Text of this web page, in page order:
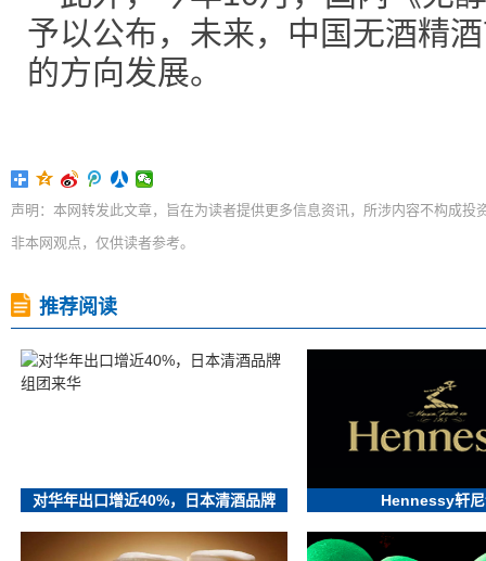
予以公布，未来，中国无酒精
的方向发展。
声明：本网转发此文章，旨在为读者提供更多信息资讯，所涉内容不构成
非本网观点，仅供读者参考。
推荐阅读
对华年出口增近40%，日本清酒品牌 Hennessy轩